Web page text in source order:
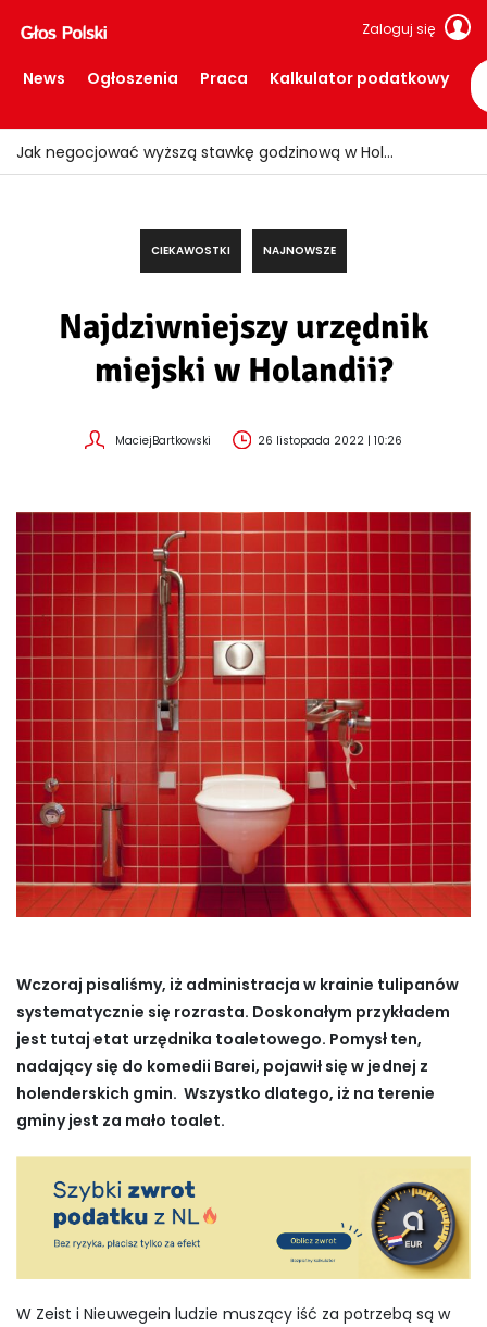
Zaloguj się
News Ogłoszenia Praca Kalkulator podatkowy
Ogień znów uderzył w Limburgii! Pociągi ruszyły, ale teren nadal zamknięty
CIEKAWOSTKI NAJNOWSZE
Najdziwniejszy urzędnik
miejski w Holandii?
MaciejBartkowski 26 listopada 2022 | 10:26
Wczoraj pisaliśmy, iż administracja w krainie tulipanów
systematycznie się rozrasta. Doskonałym przykładem
jest tutaj etat urzędnika toaletowego. Pomysł ten,
nadający się do komedii Barei, pojawił się w jednej z
holenderskich gmin. Wszystko dlatego, iż na terenie
gminy jest za mało toalet.
W Zeist i Nieuwegein ludzie muszący iść za potrzebą są w